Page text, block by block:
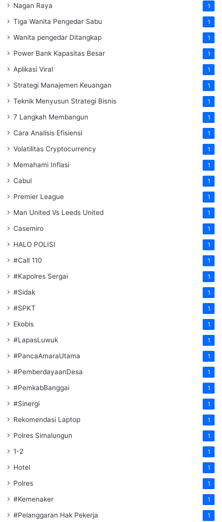
Nagan Raya 1
Tiga Wanita Pengedar Sabu 1
Wanita pengedar Ditangkap 1
Power Bank Kapasitas Besar 1
Aplikasi Viral 1
Strategi Manajemen Keuangan 1
Teknik Menyusun Strategi Bisnis 1
7 Langkah Membangun 1
Cara Analisis Efisiensi 1
Volatilitas Cryptocurrency 1
Memahami Inflasi 1
Cabul 1
Premier League 1
Man United Vs Leeds United 1
Casemiro 1
HALO POLISI 1
#Call 110 1
#Kapolres Sergai 1
#Sidak 1
#SPKT 1
Ekobis 1
#LapasLuwuk 1
#PancaAmaraUtama 1
#PemberdayaanDesa 1
#PemkabBanggai 1
#Sinergi 1
Rekomendasi Laptop 1
Polres Simalungun 1
1-2 1
Hotel 1
Polres 1
#Kemenaker 1
#Pelanggaran Hak Pekerja 1